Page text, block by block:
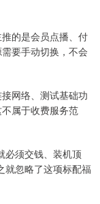
的是会员点播、付
要手动切换，不会
网络、测试基础功
属于收费服务范
必须交钱、装机顶
就忽略了这项标配福